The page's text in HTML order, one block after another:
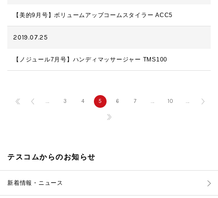
【美的9月号】ボリュームアップコームスタイラー ACC5
2019.07.25
【ノジュール7月号】ハンディマッサージャー TMS100
... 3 4 5 6 7 ... 10 ...
テスコムからのお知らせ
新着情報・ニュース